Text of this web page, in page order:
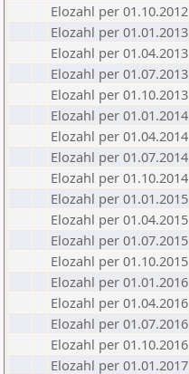
Elozahl per 01.10.2012
Elozahl per 01.01.2013
Elozahl per 01.04.2013
Elozahl per 01.07.2013
Elozahl per 01.10.2013
Elozahl per 01.01.2014
Elozahl per 01.04.2014
Elozahl per 01.07.2014
Elozahl per 01.10.2014
Elozahl per 01.01.2015
Elozahl per 01.04.2015
Elozahl per 01.07.2015
Elozahl per 01.10.2015
Elozahl per 01.01.2016
Elozahl per 01.04.2016
Elozahl per 01.07.2016
Elozahl per 01.10.2016
Elozahl per 01.01.2017